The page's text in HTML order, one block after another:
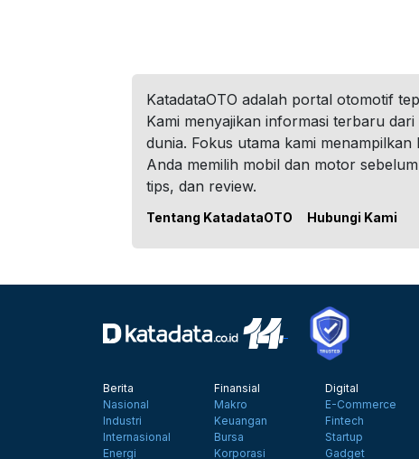
KatadataOTO adalah portal otomotif
Kami menyajikan informasi terbaru
dunia. Fokus utama kami
Anda memilih mobil dan motor
tips, dan review.
Tentang KatadataOTO Hubungi Kami
Berita
Nasional
Industri
Internasional
Energi
Finansial
Makro
Keuangan
Bursa
Korporasi
Digital
E-Commerce
Fintech
Startup
Gadget